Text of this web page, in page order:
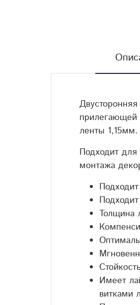
прилегающей
ленты 1,15мм.
Подходит
монтажа
Толщина
Имеет
витками